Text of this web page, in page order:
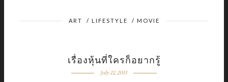
ART / LIFESTYLE / MOVIE
เรื่องหุ้นที่ใครก็อยากรู้
July 22, 2015